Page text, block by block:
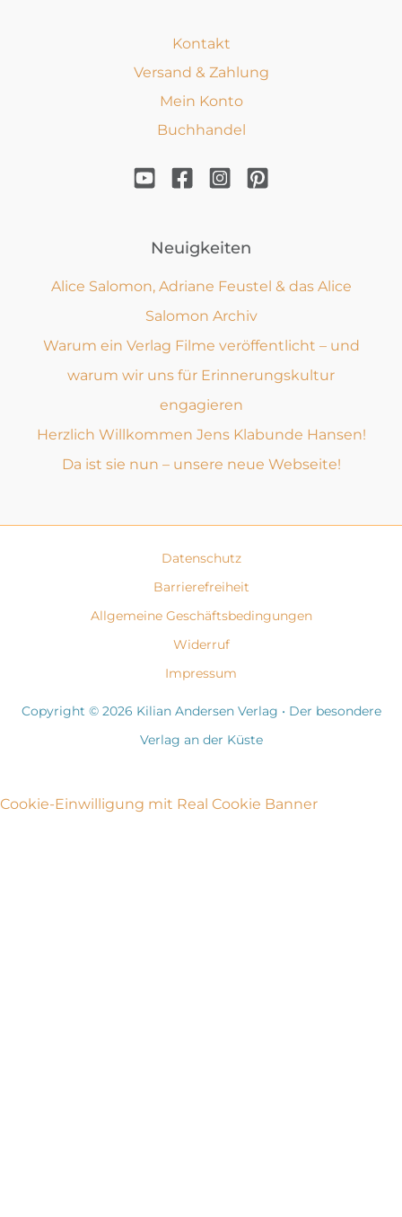
Kontakt
Versand & Zahlung
Mein Konto
Buchhandel
Neuigkeiten
Alice Salomon, Adriane Feustel & das Alice
Salomon Archiv
Warum ein Verlag Filme veröffentlicht – und
warum wir uns für Erinnerungskultur
engagieren
Herzlich Willkommen Jens Klabunde Hansen!
Da ist sie nun – unsere neue Webseite!
Datenschutz
Barrierefreiheit
Allgemeine Geschäftsbedingungen
Widerruf
Impressum
Copyright © 2026 Kilian Andersen Verlag • Der besondere
Verlag an der Küste
Cookie-Einwilligung mit Real Cookie Banner